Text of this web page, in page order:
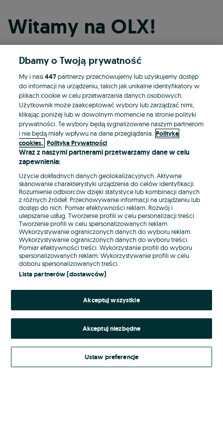
Witamy na OLX!
Kontynuuj przez Facebooka
Kontynuuj przez konto Apple
Kontynuuj przez konto Google
LUB
E-mail
Hasło
Nie pamiętasz hasła?
Zaloguj się
Kontynuując za pośrednictwem jednego z dostawców wskazanych powyżej,
Regulamin serwisuOLX.pl w jego aktualnym brzmieniu.
Dbamy o Twoją prywatność
My i nasi447partnerzy przechowujemy lub uzyskujemy dostęp
do informacji na urządzeniu, takich jak unikalne identyfikatory w
plikach cookie w celu przetwarzania danych osobowych.
Użytkownik może zaakceptować wybory lub zarządzać nimi,
klikając poniżej lub w dowolnym momencie na stronie polityki
prywatności. Te wybory będą sygnalizowane naszym partnerom
i nie będą miały wpływu na dane przeglądania. Polityka
cookies, Polityka Prywatności
Wraz z naszymi partnerami przetwarzamy dane w celu
zapewnienia:
Użycie dokładnych danych geolokalizacyjnych. Aktywne
skanowanie charakterystyki urządzenia do celów identyfikacji.
Rozumienie odbiorców dzięki statystyce lub kombinacji danych
z różnych źródeł. Przechowywanie informacji na urządzeniu lub
dostęp do nich. Pomiar efektywności reklam. Rozwój i
ulepszanie usług. Tworzenie profili w celu personalizacji treści.
Tworzenie profili w celu spersonalizowanych reklam.
Wykorzystywanie ograniczonych danych do wyboru reklam.
Wykorzystywanie ograniczonych danych do wyboru treści.
Pomiar efektywności treści. Wykorzystanie profili do wyboru
spersonalizowanych reklam. Wykorzystywanie profili w celu
doboru spersonalizowanych treści.
Lista partnerów (dostawców)
Akceptuj wszystkie
Akceptuj niezbędne
Ustaw preferencje